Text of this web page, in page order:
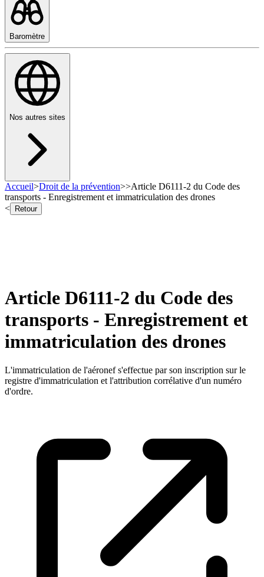
Baromètre
Nos autres sites
Accueil>Droit de la prévention>>Article D6111-2 du Code des
transports - Enregistrement et immatriculation des drones
<
Retour
Article D6111-2 du Code des
transports - Enregistrement et
immatriculation des drones
L'immatriculation de l'aéronef s'effectue par son inscription sur le
registre d'immatriculation et l'attribution corrélative d'un numéro
d'ordre.